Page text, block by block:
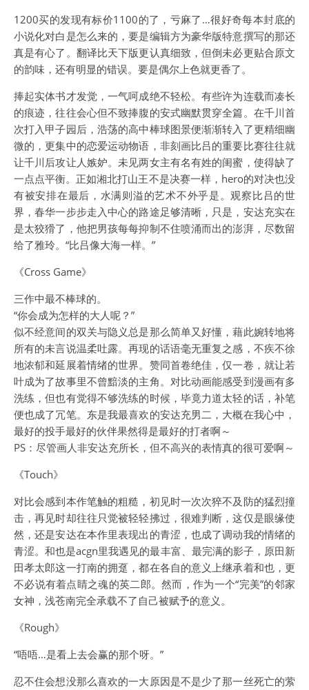
1200买的发现有标价1100的了，亏麻了…很好奇每本封底的
小说化对白是怎么来的，要是编辑方为豪华版特意撰写的那还
真是有心了。翻译比天下版更认真细致，但倒未必更贴合原文
的韵味，还有明显的错误。要是偶尔上色就更香了。
捧起实体书才发觉，一气呵成绝不轻松。有些许为连载而凑长
的痕迹，往往会心但不致捧腹的安式幽默贯穿全篇。在千川首
次打入甲子园后，浩荡的高中棒球图景便渐渐转入了更精细幽
微的，更集中的恋爱运动物语，非刻画比吕的重要比赛往往就
让千川后攻让人嫉妒。未见两女主有名有姓的闺蜜，使得缺了
一点点平衡。正如湘北打山王不是决赛一样，hero的对决也没
有被安排在最后，水满则溢的艺术不外乎是。观察比吕的世
界，春华一步步走入中心的路途足够清晰，只是，安达充实在
是太狡猾了，他把男孩每每抑制不住喷涌而出的澎湃，尽数留
给了雅玲。“比吕像大海一样。”
《Cross Game》
三作中最不棒球的。
“你会成为怎样的大人呢？”
似不经意间的双关与隐义总是那么简单又好懂，藉此婉转地将
所有的未言说温柔吐露。再现的话语毫无重复之感，不疾不徐
地浓郁和延展着情绪的世界。赞同首卷绝佳，仅一卷，就让若
叶成为了故事里不曾黯淡的主角。对比动画能感受到漫画有多
洗练，但也有觉得不够洗练的时候，毕竟力道太轻的话，补笔
便也成了冗笔。东是我最喜欢的安达充男二，大概在我心中，
最好的投手最好的伙伴果然得是最好的打者啊～
PS：尽管画人非安达充所长，但不高兴的表情真的很可爱啊～
《Touch》
对比会感到本作笔触的粗糙，初见时一次次猝不及防的猛烈撞
击，再见时却往往只觉被轻轻拂过，很难判断，这仅是眼缘使
然，还是安达在本作里表现出的青涩，也成了调动我的情绪的
青涩。和也是acgn里我遇见的最丰富、最完满的影子，原田新
田孝太郎这一打南的拥趸，都在各自的意义上继承着和也，更
不必说有着点睛之魂的英二郎。然而，作为一个“完美”的邻家
女神，浅苍南完全承载不了自己被赋予的意义。
《Rough》
“唔唔…是看上去会赢的那个呀。”
忍不住会想没那么喜欢的一大原因是不是少了那一丝死亡的萦